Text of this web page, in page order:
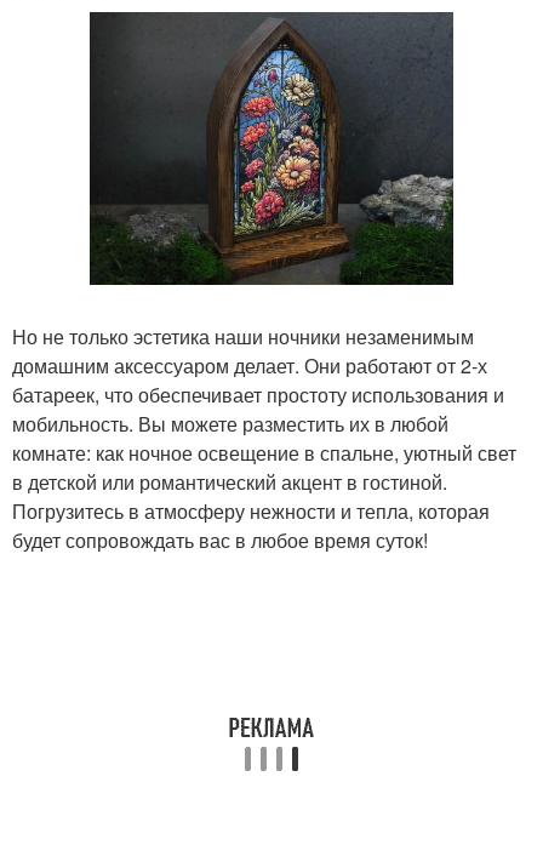
Но не только эстетика наши ночники незаменимым
домашним аксессуаром делает. Они работают от 2-х
батареек, что обеспечивает простоту использования и
мобильность. Вы можете разместить их в любой
комнате: как ночное освещение в спальне, уютный свет
в детской или романтический акцент в гостиной.
Погрузитесь в атмосферу нежности и тепла, которая
будет сопровождать вас в любое время суток!